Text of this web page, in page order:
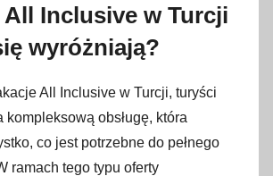
All Inclusive w Turcji
wyróżniają?
All Inclusive w Turcji, turyści
kompleksową obsługę, która
co jest potrzebne do pełnego
ramach tego typu oferty